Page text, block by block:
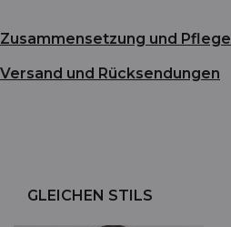
Zusammensetzung und Pflege
Versand und Rücksendungen
GLEICHEN STILS